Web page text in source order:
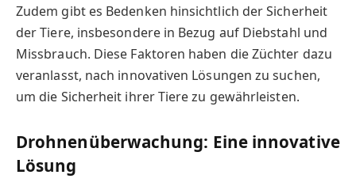
Zudem gibt es Bedenken hinsichtlich der Sicherheit
der Tiere, insbesondere in Bezug auf Diebstahl und
Missbrauch. Diese Faktoren haben die Züchter dazu
veranlasst, nach innovativen Lösungen zu suchen,
um die Sicherheit ihrer Tiere zu gewährleisten.
Drohnenüberwachung: Eine innovative
Lösung